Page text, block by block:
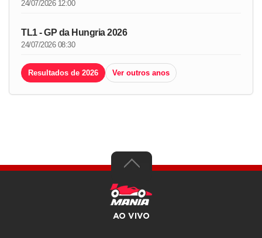
24/07/2026 12:00
TL1 - GP da Hungria 2026
24/07/2026 08:30
Resultados de 2026 Ver outros anos
AO VIVO